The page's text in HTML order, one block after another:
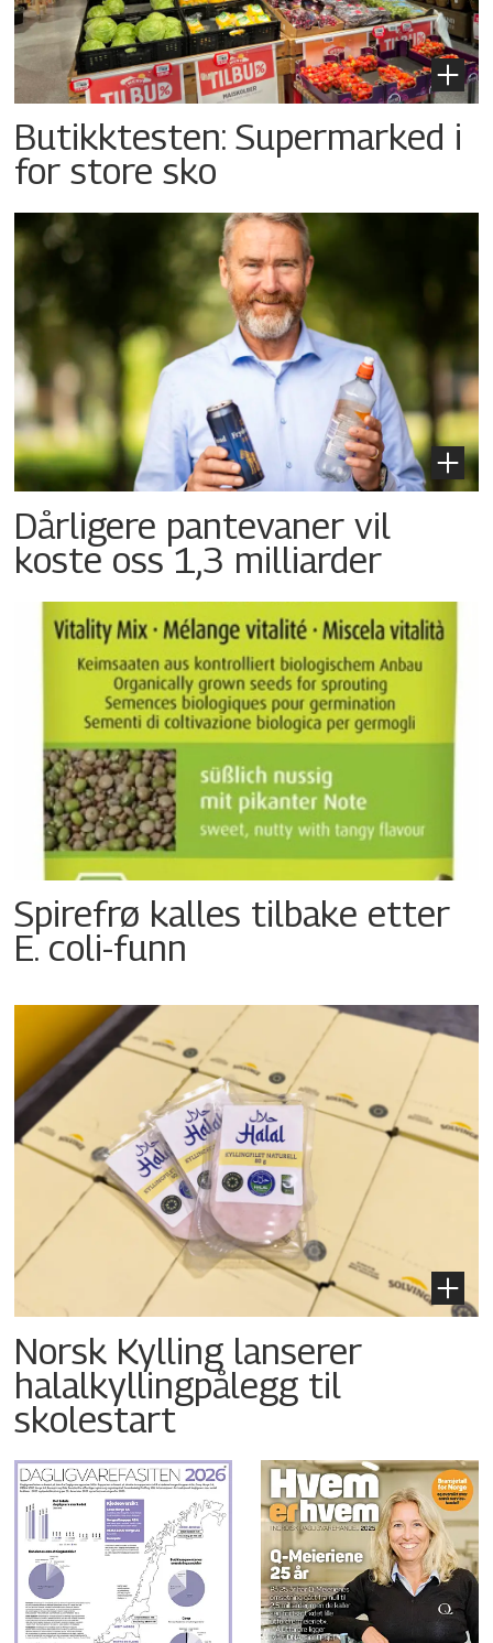
Butikktesten: Supermarked i
for store sko
Dårligere pantevaner vil
koste oss 1,3 milliarder
Spirefrø kalles tilbake etter
E. coli-funn
Norsk Kylling lanserer
halalkyllingpålegg til
skolestart